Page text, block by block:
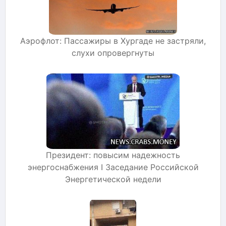
Аэрофлот: Пассажиры в Хургаде не застряли,
слухи опровергнуты
Президент: повысим надежность
энергоснабжения I Заседание Российской
Энергетической недели